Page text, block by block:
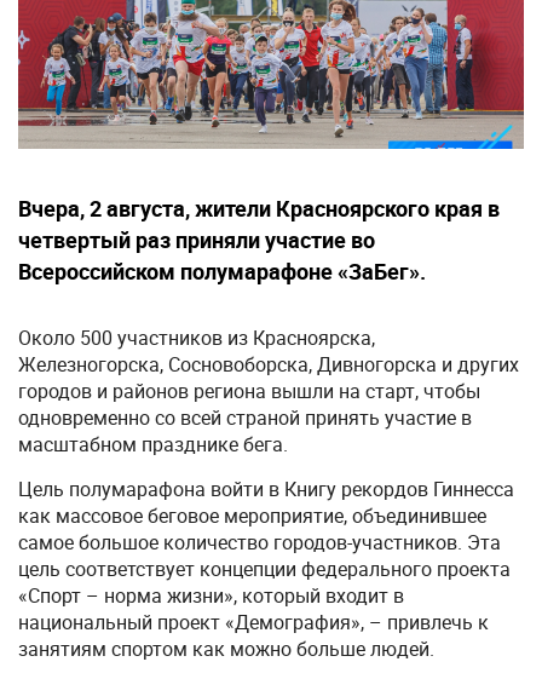
Вчера, 2 августа, жители Красноярского края в
четвертый раз приняли участие во
Всероссийском полумарафоне «ЗаБег».
Около 500 участников из Красноярска,
Железногорска, Сосновоборска, Дивногорска и других
городов и районов региона вышли на старт, чтобы
одновременно со всей страной принять участие в
масштабном празднике бега.
Цель полумарафона войти в Книгу рекордов Гиннесса
как массовое беговое мероприятие, объединившее
самое большое количество городов-участников. Эта
цель соответствует концепции федерального проекта
«Спорт – норма жизни», который входит в
национальный проект «Демография», – привлечь к
занятиям спортом как можно больше людей.